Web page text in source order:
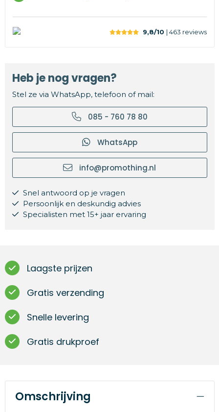
9,8/10 | 463 reviews
Heb je nog vragen?
Stel ze via WhatsApp, telefoon of mail:
085 - 760 78 80
WhatsApp
info@promothing.nl
Snel antwoord op je vragen
Persoonlijk en deskundig advies
Specialisten met 15+ jaar ervaring
Laagste prijzen
Gratis verzending
Snelle levering
Gratis drukproef
Omschrijving